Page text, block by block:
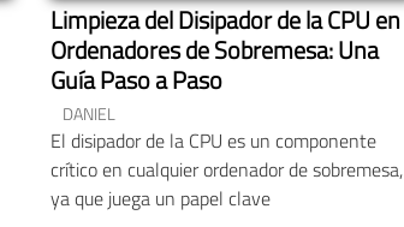
Limpieza del Disipador de la CPU en
Ordenadores de Sobremesa: Una
Guía Paso a Paso
DANIEL
El disipador de la CPU es un componente
crítico en cualquier ordenador de sobremesa,
ya que juega un papel clave